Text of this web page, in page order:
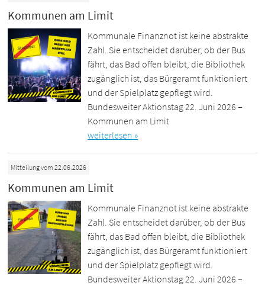
Kommunen am Limit
Kommunale Finanznot ist keine abstrakte
Zahl. Sie entscheidet darüber, ob der Bus
fährt, das Bad offen bleibt, die Bibliothek
zugänglich ist, das Bürgeramt funktioniert
und der Spielplatz gepflegt wird.
Bundesweiter Aktionstag 22. Juni 2026 –
Kommunen am Limit
weiterlesen »
Mitteilung vom 22.06.2026
Kommunen am Limit
Kommunale Finanznot ist keine abstrakte
Zahl. Sie entscheidet darüber, ob der Bus
fährt, das Bad offen bleibt, die Bibliothek
zugänglich ist, das Bürgeramt funktioniert
und der Spielplatz gepflegt wird.
Bundesweiter Aktionstag 22. Juni 2026 –